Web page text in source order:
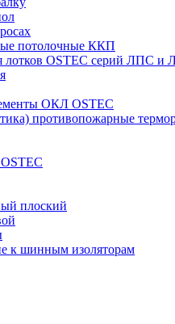
потолочные ККП
лотков OSTEC серий ЛПС и
ОКЛ OSTEC
противопожарные
плоский
к шинным изоляторам